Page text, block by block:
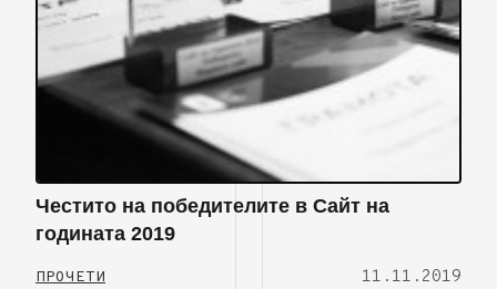
Честито на победителите в Сайт на
годината 2019
ПРОЧЕТИ 11.11.2019